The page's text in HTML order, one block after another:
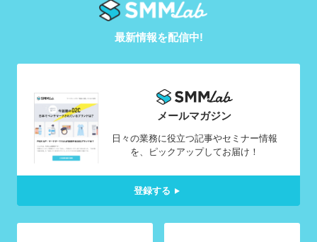
最新情報を配信中!
メールマガジン
日々の業務に役立つ記事やセミナー情報
を、ピックアップしてお届け！
登録する